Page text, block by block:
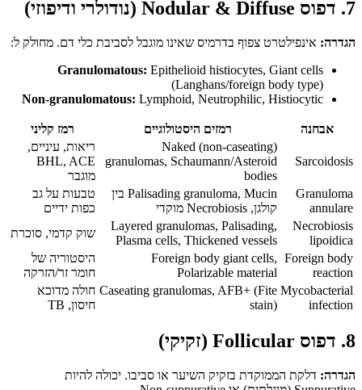
7. דפוס Nodular & Diffuse (נודולרי ודיפוזי)
הגדרה: אינפילטרט צפוף בדרמיס שאינו מוגבל לסביבת כלי דם. מחולק ל:
Granulomatous: Epithelioid histiocytes, Giant cells
(Langhans/foreign body type)
Non-granulomatous: Lymphoid, Neutrophilic, Histiocytic
אבחנה רמזים היסטולוגיים רמז קליני
Sarcoidosis
Naked (non-caseating)
granulomas, Schaumann/Asteroid
bodies
ריאות, עיניים,
BHL, ACE
מוגבר
Granuloma
annulare
Palisading granuloma, Mucin בין
קולגן, Necrobiosis מוקדי
טבעות על גב
כפות ידיים
Necrobiosis
lipoidica
Layered granulomas, Palisading,
Plasma cells, Thickened vessels
שוק קדמי, סוכרת
Foreign body
reaction
Foreign body giant cells,
Polarizable material
היסטוריה של
חומר זר/הזרקה
Mycobacterial
infection
Caseating granulomas, AFB+ (Fite
stain)
חולה מדוכא
חיסון, TB
8. דפוס Follicular (זקיקי)
הגדרה: דלקת הממוקדת בזקיק השיער או סביבו. יכולה להיות